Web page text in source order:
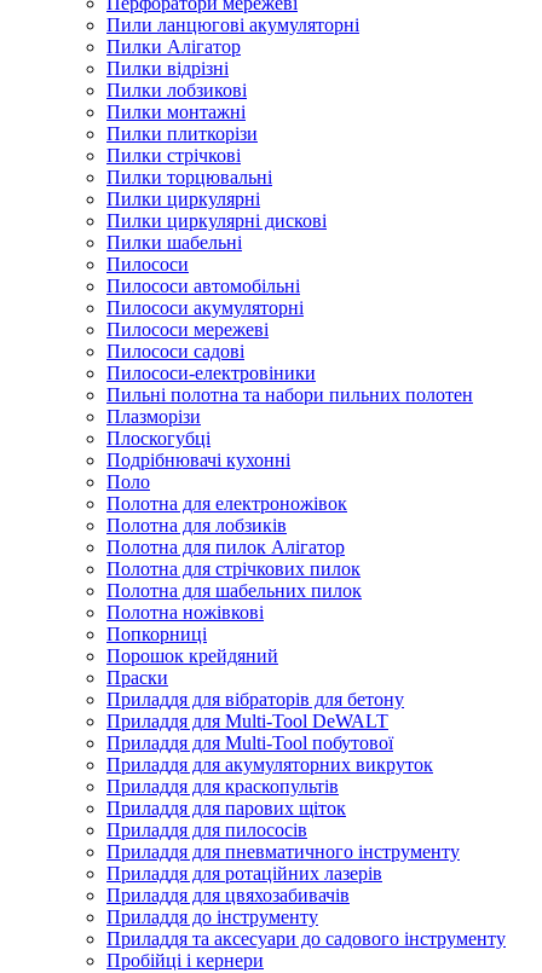
Пили ланцюгові акумуляторні
Пилки Алігатор
Пилки відрізні
Пилки лобзикові
Пилки монтажні
Пилки плиткорізи
Пилки стрічкові
Пилки торцювальні
Пилки циркулярні
Пилки циркулярні дискові
Пилки шабельні
Пилососи
Пилососи автомобільні
Пилососи акумуляторні
Пилососи мережеві
Пилососи садові
Пилососи-електровіники
Пильні полотна та набори пильних полотен
Плазморізи
Плоскогубці
Подрібнювачі кухонні
Поло
Полотна для електроножівок
Полотна для лобзиків
Полотна для пилок Алігатор
Полотна для стрічкових пилок
Полотна для шабельних пилок
Полотна ножівкові
Попкорниці
Порошок крейдяний
Праски
Приладдя для вібраторів для бетону
Приладдя для Multi-Tool DeWALT
Приладдя для Multi-Tool побутової
Приладдя для акумуляторних викруток
Приладдя для краскопультів
Приладдя для парових щіток
Приладдя для пилососів
Приладдя для пневматичного інструменту
Приладдя для ротаційних лазерів
Приладдя для цвяхозабивачів
Приладдя до інструменту
Приладдя та аксесуари до садового інструменту
Пробійці і кернери